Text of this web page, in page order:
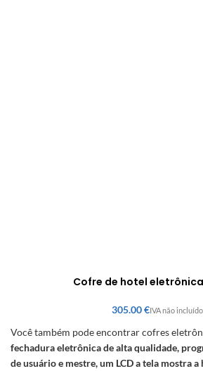
Cofre de hotel eletrônica
€
Você também pode encontrar cofres
fechadura eletrônica de alta qualidade,
de usuário e mestre, um LCD a tela mostra a